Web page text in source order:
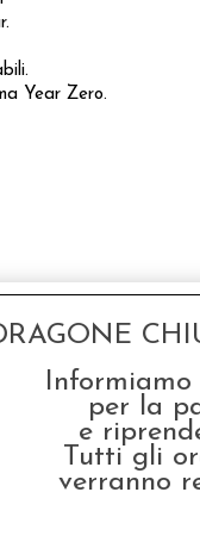
Year Zero.
Informiamo
per la
e
Tutti gli
verranno